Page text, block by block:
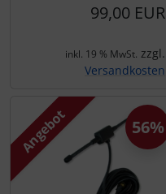
99,00 EUR
inkl. 19 % MwSt. zzgl.
Versandkosten
Angebot 56%